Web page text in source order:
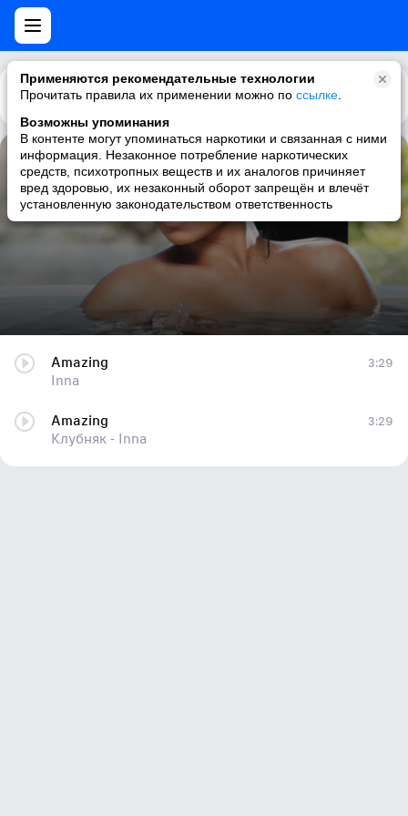
Применяются рекомендательные технологии
Прочитать правила их применении можно по ссылке
Возможны упоминания
В контенте могут упоминаться наркотики и связанная с ними
информация. Незаконное потребление наркотических
средств, психотропных веществ и их аналогов причиняет
вред здоровью, их незаконный оборот запрещён и влечёт
установленную законодательством ответственность
Каталог Рекомендации
Amazing
Inna
Amazing
Inna
3:29
Amazing
Клубняк - Inna
3:29